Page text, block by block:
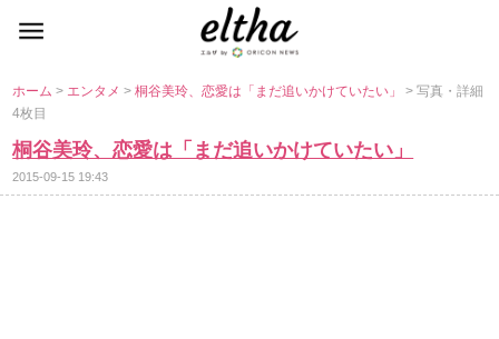
ホーム> エンタメ>桐谷美玲、恋愛は「まだ追いかけていたい」> 写真・詳細
4枚目
桐谷美玲、恋愛は「まだ追いかけていたい」
2015-09-15 19:43